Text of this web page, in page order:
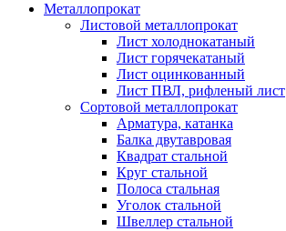
Металлопрокат
Листовой металлопрокат
Лист холоднокатаный
Лист горячекатаный
Лист оцинкованный
Лист ПВЛ, рифленый лист
Сортовой металлопрокат
Арматура, катанка
Балка двутавровая
Квадрат стальной
Круг стальной
Полоса стальная
Уголок стальной
Швеллер стальной